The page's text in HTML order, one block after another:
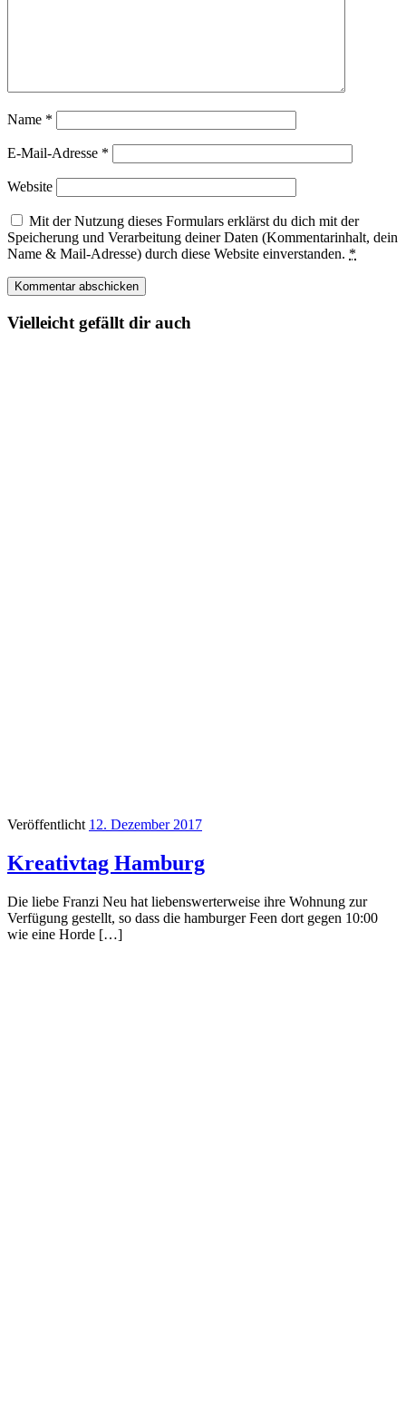
Name *
E-Mail-Adresse *
Website
Mit der Nutzung dieses Formulars erklärst du dich mit der
Speicherung und Verarbeitung deiner Daten (Kommentarinhalt, dein
Name & Mail-Adresse) durch diese Website einverstanden. *
Vielleicht gefällt dir auch
Veröffentlicht 12. Dezember 2017
Kreativtag Hamburg
Die liebe Franzi Neu hat liebenswerterweise ihre Wohnung zur
Verfügung gestellt, so dass die hamburger Feen dort gegen 10:00
wie eine Horde […]